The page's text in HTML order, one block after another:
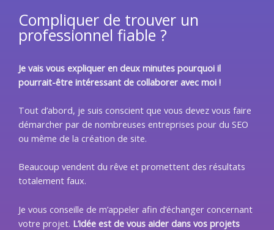
Compliquer de trouver un
professionnel fiable ?
Je vais vous expliquer en deux minutes pourquoi il
pourrait-être intéressant de collaborer avec moi !
Tout d’abord, je suis conscient que vous devez vous faire
démarcher par de nombreuses entreprises pour du SEO
ou même de la création de site.
Beaucoup vendent du rêve et promettent des résultats
totalement faux.
Je vous conseille de m’appeler afin d’échanger concernant
votre projet. L’idée est de vous aider dans vos projets